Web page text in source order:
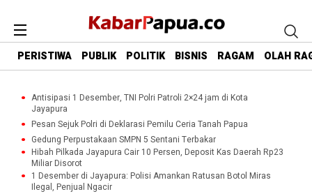
PERISTIWA PUBLIK POLITIK BISNIS RAGAM OLAH
Antisipasi 1 Desember, TNI Polri Patroli 2×24 jam di Kota
Jayapura
Pesan Sejuk Polri di Deklarasi Pemilu Ceria Tanah Papua
Gedung Perpustakaan SMPN 5 Sentani Terbakar
Hibah Pilkada Jayapura Cair 10 Persen, Deposit Kas Daerah Rp23
Miliar Disorot
1 Desember di Jayapura: Polisi Amankan Ratusan Botol Miras
Ilegal, Penjual Ngacir